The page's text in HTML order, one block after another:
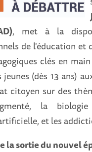
, met à la
de l'éducation et
clés en
(dès 13 ans)
citoyen sur des
la
et les
la sortie du nouvel